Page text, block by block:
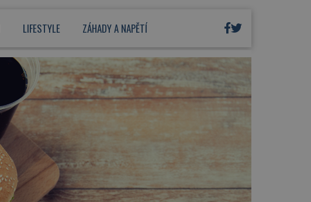
LIFESTYLE ZÁHADY A NAPĚTÍ